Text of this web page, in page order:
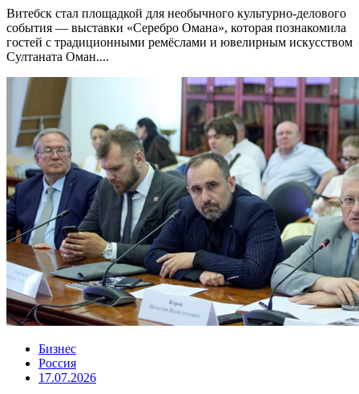
Витебск стал площадкой для необычного культурно-делового
события — выставки «Серебро Омана», которая познакомила
гостей с традиционными ремёслами и ювелирным искусством
Султаната Оман....
Бизнес
Россия
17.07.2026